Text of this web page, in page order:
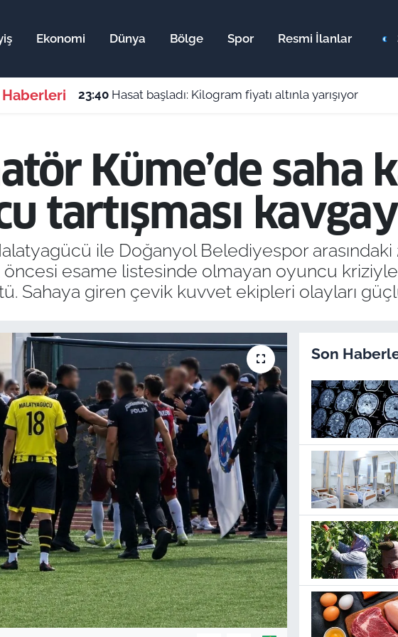
Ekonomi Dünya Bölge Spor Resmi İlanlar
Haberleri 23:40 Hasat başladı: Kilogram fiyatı altınla yarışıyor
Küme’de saha
tartışması
ile Doğanyol Belediyespor
öncesi esame listesinde olmayan oyuncu
Sahaya giren çevik kuvvet ekipleri olayları
Son